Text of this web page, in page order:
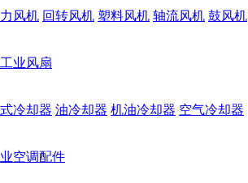
风机 回转风机 塑料风机 轴流风机 鼓风机
工业风扇
冷却器 油冷却器 机油冷却器 空气冷却器
空调配件